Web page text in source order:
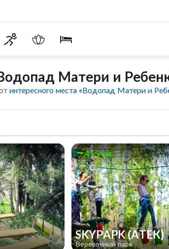
Матери и
интересного места «Водопад Матери и
455 км
SKYPAPK (АТЕК)
Веревочный парк